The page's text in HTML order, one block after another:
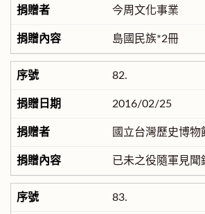
今周文化事業
島國民族*2冊
82.
2016/02/25
國立台灣歷史博物
已未之役隨軍見聞
83.